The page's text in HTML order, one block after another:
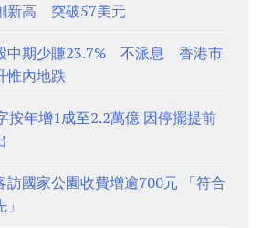
新高 突破57美元
中期少賺23.7% 不派息 香港市
惟內地跌
按年增1成至2.2萬億 因停擺提前
訪國家公園收費增逾700元 「符合